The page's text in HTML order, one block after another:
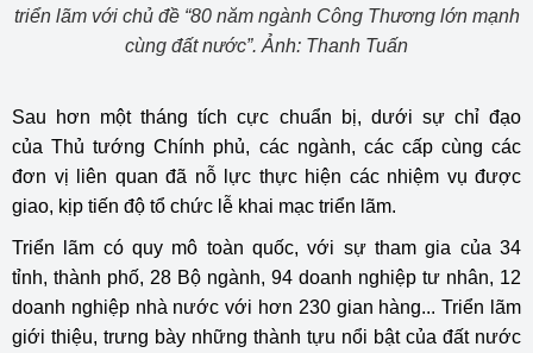
triển lãm với chủ đề “80 năm ngành Công Thương lớn mạnh
cùng đất nước”. Ảnh: Thanh Tuấn
Sau hơn một tháng tích cực chuẩn bị, dưới sự chỉ đạo
của Thủ tướng Chính phủ, các ngành, các cấp cùng các
đơn vị liên quan đã nỗ lực thực hiện các nhiệm vụ được
giao, kịp tiến độ tổ chức lễ khai mạc triển lãm.
Triển lãm có quy mô toàn quốc, với sự tham gia của 34
tỉnh, thành phố, 28 Bộ ngành, 94 doanh nghiệp tư nhân, 12
doanh nghiệp nhà nước với hơn 230 gian hàng... Triển lãm
giới thiệu, trưng bày những thành tựu nổi bật của đất nước